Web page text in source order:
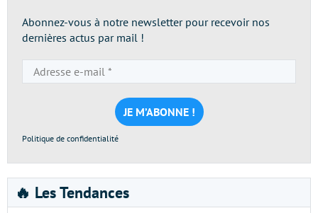
Abonnez-vous à notre newsletter pour recevoir nos
dernières actus par mail !
e-
mail
*
Politique de confidentialité
🔥 Les Tendances